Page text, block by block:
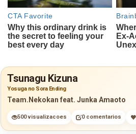
Tsunagu Kizuna
Yosuga no Sora Ending
Team.Nekokan feat. Junka Amaoto
500 visualizacoes 0 comentarios